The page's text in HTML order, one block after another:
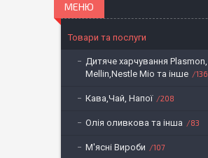
Товари та послуги
Дитяче харчування Plasmon,
Mellin,Nestle Mio та інше
136
Кава,Чай, Напої 208
Олія оливкова та інша 83
М'ясні Вироби 107